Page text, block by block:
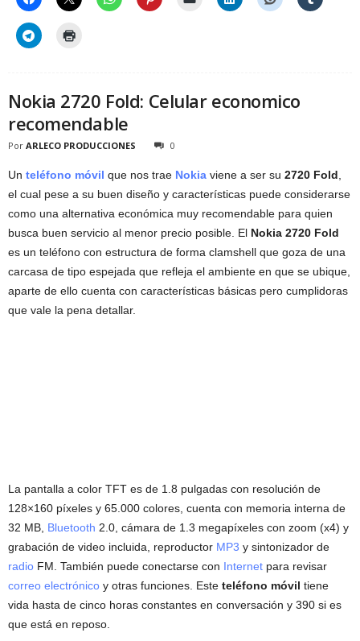
Nokia 2720 Fold: Celular economico
recomendable
Por ARLECO PRODUCCIONES 0
Un teléfono móvil que nos trae Nokia viene a ser su 2720 Fold
el cual pese a su buen diseño y características puede considerarse
como una alternativa económica muy recomendable para quien
busca buen servicio al menor precio posible. El Nokia 2720 Fold
es un teléfono con estructura de forma clamshell que goza de una
carcasa de tipo espejada que refleja el ambiente en que se ubique,
aparte de ello cuenta con características básicas pero cumplidoras
que vale la pena detallar.
La pantalla a color TFT es de 1.8 pulgadas con resolución de
128×160 píxeles y 65.000 colores, cuenta con memoria interna de
32 MB, Bluetooth 2.0, cámara de 1.3 megapíxeles con zoom (x4) y
grabación de video incluida, reproductor MP3 y sintonizador de
radio FM. También puede conectarse con Internet para revisar
correo electrónico y otras funciones. Este teléfono móvil tiene
vida hasta de cinco horas constantes en conversación y 390 si es
que está en reposo.